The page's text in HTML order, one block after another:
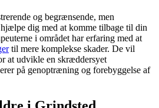
og begrænsende, men
dig med at komme tilbage til din
i området har erfaring med at
til mere komplekse skader. De vil
at udvikle en skræddersyet
på genoptræning og forebyggelse af